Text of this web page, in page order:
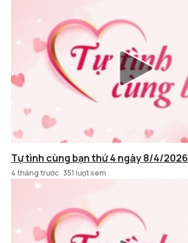
Tự tình cùng bạn thứ 4 ngày 8/4/2026
4 tháng trước 351 lượt xem